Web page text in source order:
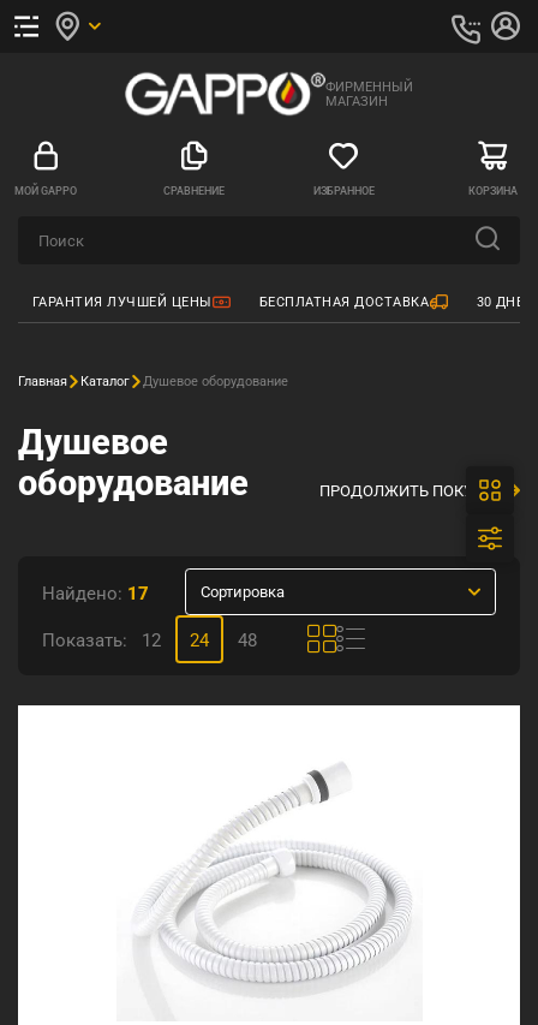
ФИРМЕННЫЙ
МАГАЗИН
МОЙ GAPPO СРАВНЕНИЕ ИЗБРАННОЕ КОРЗИНА
ГАРАНТИЯ ЛУЧШЕЙ ЦЕНЫ БЕСПЛАТНАЯ ДОСТАВКА 30
Главная Каталог Душевое оборудование
Душевое
оборудование
ПРОДОЛЖИТЬ ПОКУПКИ
Найдено: 17 Сортировка
Показать: 12 24 48